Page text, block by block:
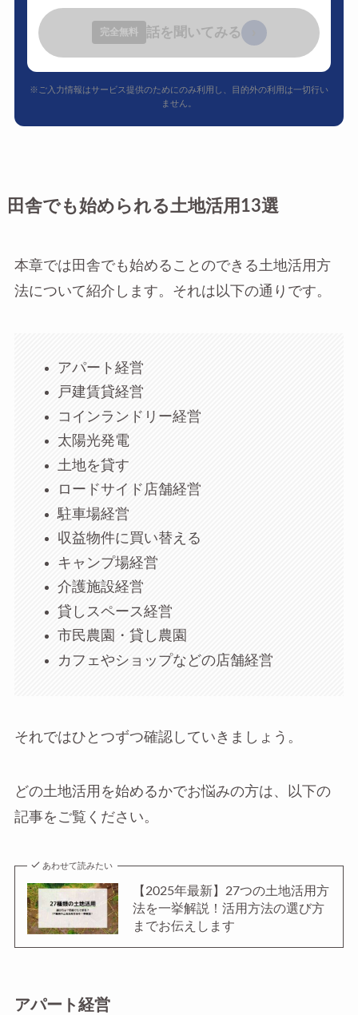
完全無料 話を聞いてみる
※ご入力情報はサービス提供のためにのみ利用し、目的外の利用は一切行い
ません。
田舎でも始められる土地活用13選
本章では田舎でも始めることのできる土地活用方
法について紹介します。それは以下の通りです。
アパート経営
戸建賃貸経営
コインランドリー経営
太陽光発電
土地を貸す
ロードサイド店舗経営
駐車場経営
収益物件に買い替える
キャンプ場経営
介護施設経営
貸しスペース経営
市民農園・貸し農園
カフェやショップなどの店舗経営
それではひとつずつ確認していきましょう。
どの土地活用を始めるかでお悩みの方は、以下の
記事をご覧ください。
あわせて読みたい
【2025年最新】27つの土地活用方
法を一挙解説！活用方法の選び方
までお伝えします
アパート経営